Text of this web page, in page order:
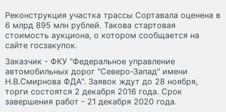
Реконструкция участка трассы Сортавала оценена в
6 млрд 895 млн рублей. Такова стартовая
стоимость аукциона, о котором сообщается на
сайте госзакупок.
Заказчик - ФКУ "Федеральное управление
автомобильных дорог "Северо-Запад" имени
Н.В.Смирнова ФДА". Заявок ждут до 28 ноября,
торги состоятся 2 декабря 2016 года. Срок
завершения работ - 21 декабря 2020 года.